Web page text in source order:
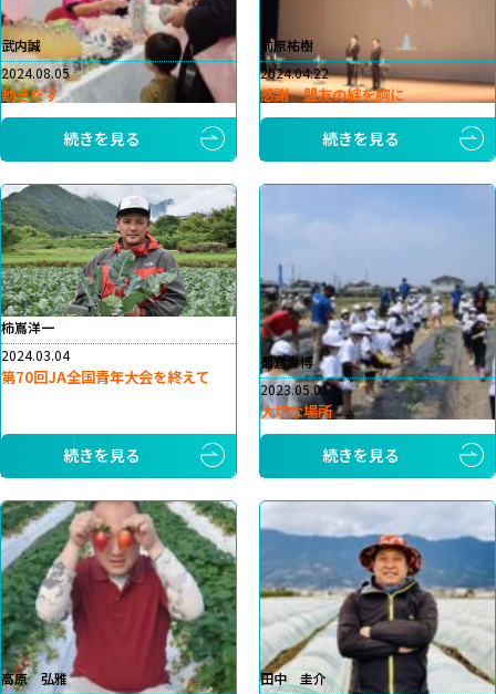
武内誠
2024.08.05
動きだす
続きを見る
前原祐樹
2024.04.22
感謝 盟友の絆を胸に
続きを見る
柿嶌洋一
2024.03.04
第70回JA全国青年大会を終えて
続きを見る
都倉貴博
2023.05.01
大切な場所
続きを見る
高原 弘雅
田中 圭介